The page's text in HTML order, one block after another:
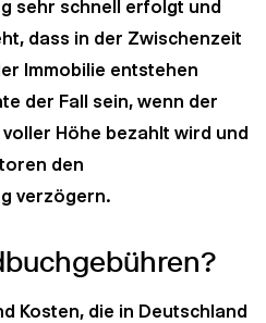
sehr schnell erfolgt und
dass in der Zwischenzeit
Immobilie entstehen
der Fall sein, wenn der
Höhe bezahlt wird und
den
verzögern.
Kosten, die in Deutschland